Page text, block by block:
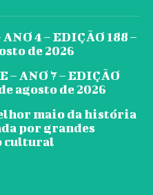
4 – EDIÇÃO 188 –
de 2026
– ANO 7 – EDIÇÃO
agosto de 2026
maio da história
por grandes
cultural